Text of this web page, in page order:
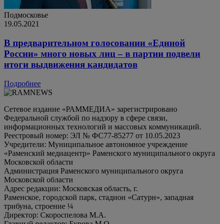
Подмосковье
19.05.2021
В предварительном голосовании «Единой
России» много новых лиц – в партии подвели
итоги выдвижения кандидатов
Подробнее
Сетевое издание «РАММЕДИА» зарегистрировано
Федеральной службой по надзору в сфере связи,
информационных технологий и массовых коммуникаций.
Реестровый номер: ЭЛ № ФС77-85277 от 10.05.2023
Учредители: Муниципальное автономное учреждение
«Раменский медиацентр» Раменского муниципального округа
Московской области
Администрация Раменского муниципального округа
Московской области
Адрес редакции: Московская область, г.
Раменское, городской парк, стадион «Сатурн», западная
трибуна, строение ¼
Директор: Скороспелова М.А.